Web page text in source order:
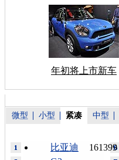
年初将上市新车
微型 小型 紧凑 中型
161399
比亚迪